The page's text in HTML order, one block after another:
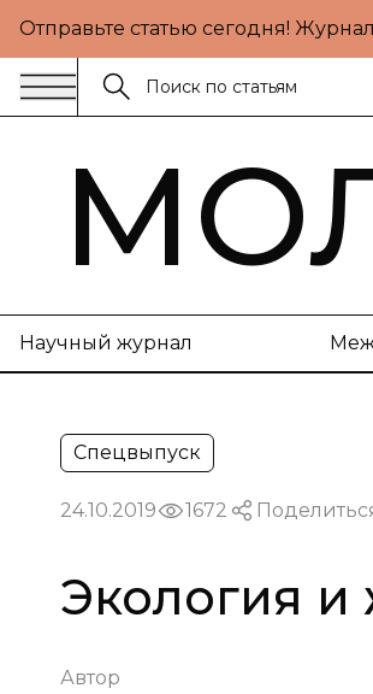
Отправьте статью сегодня!
Научный журнал
Спецвыпуск
24.10.2019 1672
Экология и
Автор